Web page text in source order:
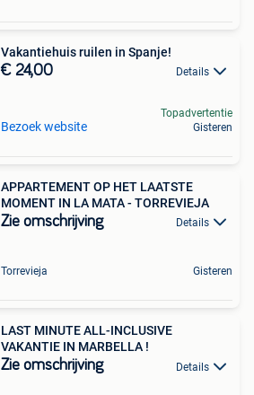
Vakantiehuis ruilen in Spanje!
€ 24,00 Details
Bezoek website
Topadvertentie
Gisteren
APPARTEMENT OP HET LAATSTE
MOMENT IN LA MATA - TORREVIEJA
Zie omschrijving Details
Torrevieja Gisteren
LAST MINUTE ALL-INCLUSIVE
VAKANTIE IN MARBELLA !
Zie omschrijving Details